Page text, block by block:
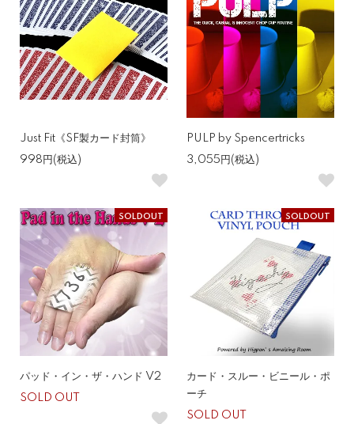
Just Fit《SF製カード封筒》
998円(税込)
PULP by Spencertricks
3,055円(税込)
SOLDOUT
パッド・イン・ザ・ハンド V2
SOLD OUT
SOLDOUT
カード・スルー・ビニール・ポ
ーチ
SOLD OUT